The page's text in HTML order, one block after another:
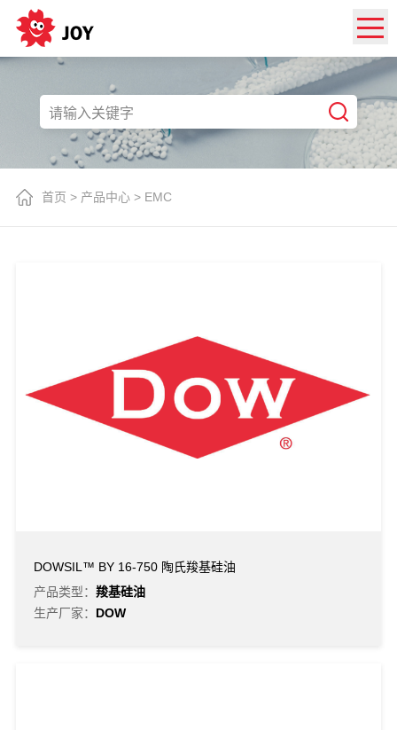
首页 > 产品中心> EMC
DOWSIL™ BY 16-750 陶氏羧基硅油
产品类型： 羧基硅油
生产厂家： DOW